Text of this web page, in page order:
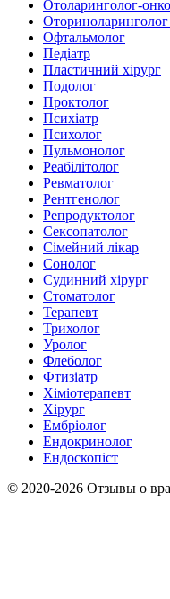
Отоларинголог-
Офтальмолог
Педіатр
Пластичний хірург
Подолог
Проктолог
Психіатр
Психолог
Пульмонолог
Реабілітолог
Ревматолог
Рентгенолог
Репродуктолог
Сексопатолог
Сімейний лікар
Сонолог
Судинний хірург
Стоматолог
Терапевт
Трихолог
Уролог
Флеболог
Фтизіатр
Хіміотерапевт
Хірург
Ембріолог
Ендокринолог
Ендоскопіст
© 2020-2026 Отзывы о